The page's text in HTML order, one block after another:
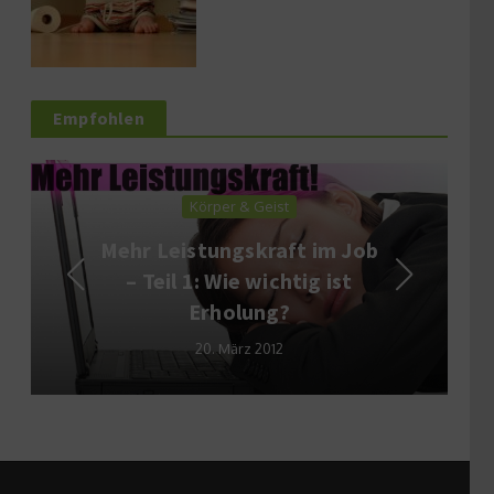
Empfohlen
Körper & Geist
Mehr Leistungskraft im Job
– Teil 1: Wie wichtig ist
Erholung?
20. März 2012